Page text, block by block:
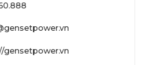
gensetpower.vn